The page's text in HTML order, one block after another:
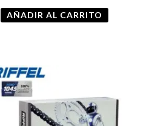
AÑADIR AL CARRITO